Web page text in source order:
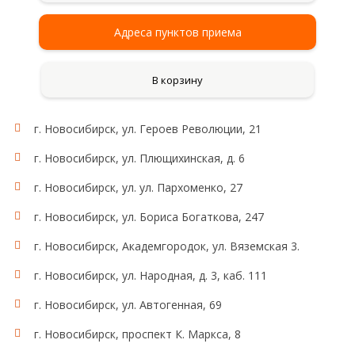
Адреса пунктов приема
В корзину
г. Новосибирск, ул. Героев Революции, 21
г. Новосибирск, ул. Плющихинская, д. 6
г. Новосибирск, ул. ул. Пархоменко, 27
г. Новосибирск, ул. Бориса Богаткова, 247
г. Новосибирск, Академгородок, ул. Вяземская 3.
г. Новосибирск, ул. Народная, д. 3, каб. 111
г. Новосибирск, ул. Автогенная, 69
г. Новосибирск, проспект К. Маркса, 8